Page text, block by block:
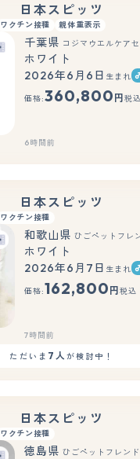
日本スピッツ
ワクチン接種 親体重表示
千葉県 コジマウエルケア
ホワイト
2026年6月6日 生まれ
価格:360,800 円 税込
6時間前
日本スピッツ
ワクチン接種
和歌山県
ホワイト
2026年6月7日 生まれ
価格:162,800 円 税込
7時間前
ただいま 7人が検討中！
日本スピッツ
ワクチン接種
徳島県